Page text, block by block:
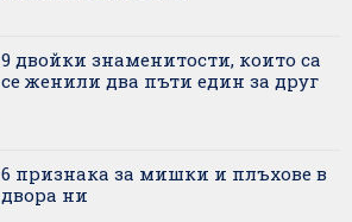
9 двойки знаменитости, които са
се женили два пъти един за друг
6 признака за мишки и плъхове в
двора ни